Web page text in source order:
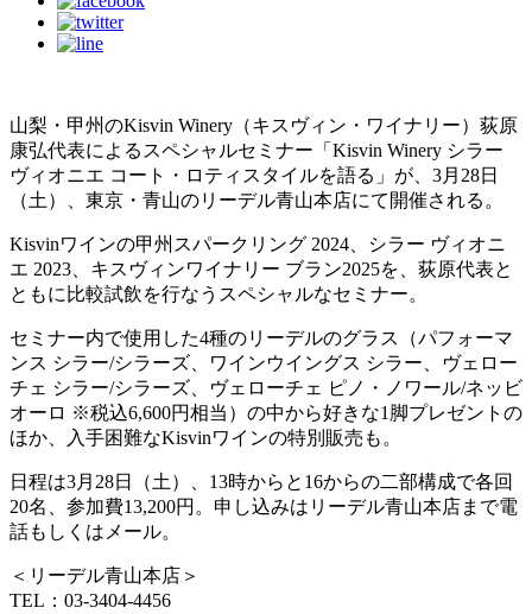
山梨・甲州のKisvin Winery（キスヴィン・ワイナリー）荻原
康弘代表によるスペシャルセミナー「Kisvin Winery シラー
ヴィオニエ コート・ロティスタイルを語る」が、3月28日
（土）、東京・青山のリーデル青山本店にて開催される。
Kisvinワインの甲州スパークリング 2024、シラー ヴィオニ
エ 2023、キスヴィンワイナリー ブラン2025​​​​​​​を、荻原代表と
ともに比較試飲を行なうスペシャルなセミナー。
セミナー内で使用した4種のリーデルのグラス（パフォーマ
ンス シラー/シラーズ、ワインウイングス シラー、ヴェロー
チェ シラー/シラーズ、ヴェローチェ ピノ・ノワール/ネッビ
オーロ ※税込6,600円相当）の中から好きな1脚プレゼントの
ほか、入手困難なKisvinワインの特別販売も。
日程は3月28日（土）、13時からと16からの二部構成で各回
20名、参加費13,200円。申し込みはリーデル青山本店まで電
話もしくはメール。
＜リーデル青山本店＞
TEL：03-3404-4456